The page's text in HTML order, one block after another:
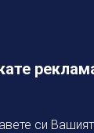
си